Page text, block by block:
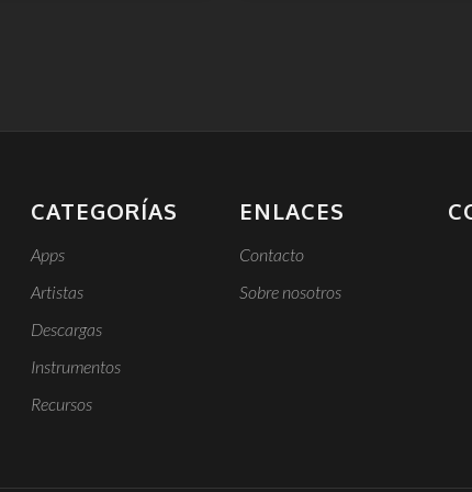
CATEGORÍAS
Apps
Artistas
Descargas
Instrumentos
Recursos
ENLACES
Contacto
Sobre nosotros